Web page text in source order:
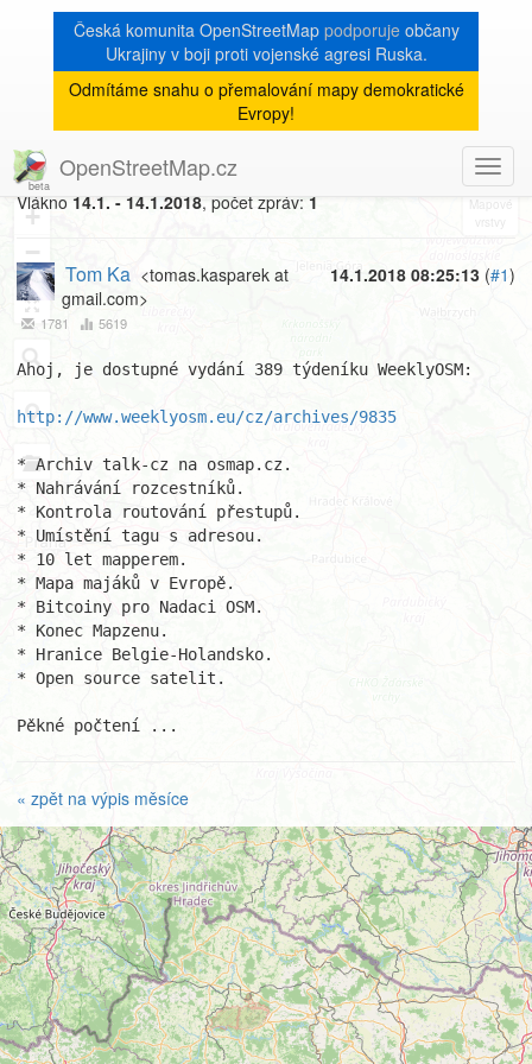
Česká komunita OpenStreetMap podporujeobčany
Ukrajiny v boji proti vojenské agresi Ruska.
Odmítáme snahu o přemalování mapy demokratické
Evropy!
OpenStreetMap.cz
8
+
−
« zpět na výpis měsíce
[Talk-cz]
WeeklyOSM CZ 389
Vlákno 14.1. - 14.1.2018, počet zpráv: 1
14.1.2018 08:25:13 (#1)
Tom Ka <tomas.kasparek at
gmail.com>
1781 5619
Ahoj, je dostupné vydání 389 týdeníku WeeklyOSM:
http://www.weeklyosm.eu/cz/archives/9835
* Archiv talk-cz na osmap.cz.
* Nahrávání rozcestníků.
* Kontrola routování přestupů.
* Umístění tagu s adresou.
* 10 let mapperem.
* Mapa majáků v Evropě.
* Bitcoiny pro Nadaci OSM.
* Konec Mapzenu.
* Hranice Belgie-Holandsko.
* Open source satelit.
Pěkné počtení ...
« zpět na výpis měsíce